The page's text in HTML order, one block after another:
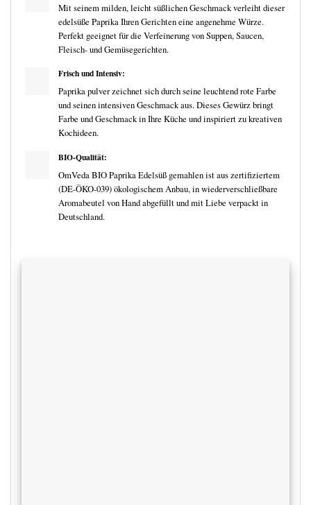
Mit seinem milden, leicht süßlichen Geschmack verleiht dieser
edelsüße Paprika Ihren Gerichten eine angenehme Würze.
Perfekt geeignet für die Verfeinerung von Suppen, Saucen,
Fleisch- und Gemüsegerichten.
Frisch und Intensiv:
Paprika pulver zeichnet sich durch seine leuchtend rote Farbe
und seinen intensiven Geschmack aus. Dieses Gewürz bringt
Farbe und Geschmack in Ihre Küche und inspiriert zu kreativen
Kochideen.
BIO-Qualität:
OmVeda BIO Paprika Edelsüß gemahlen ist aus zertifiziertem
(DE-ÖKO-039) ökologischem Anbau, in wiederverschließbare
Aromabeutel von Hand abgefüllt und mit Liebe verpackt in
Deutschland.